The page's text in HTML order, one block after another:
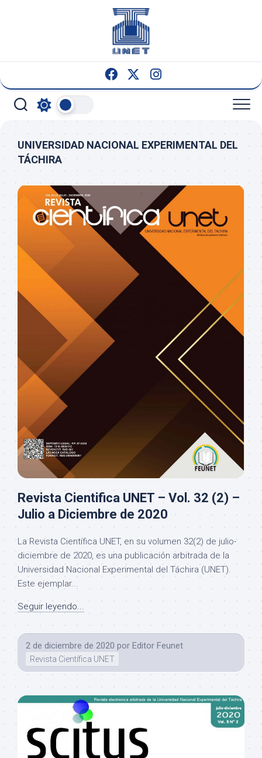
UNIVERSIDAD NACIONAL EXPERIMENTAL DEL
TÁCHIRA
Revista Cientifica UNET – Vol. 32 (2) –
Julio a Diciembre de 2020
La Revista Científica UNET, en su volumen 32(2) de julio-
diciembre de 2020, es una publicación arbitrada de la
Universidad Nacional Experimental del Táchira (UNET).
Este ejemplar...
Seguir leyendo...
2 de diciembre de 2020 por Editor Feunet
Revista Científica UNET